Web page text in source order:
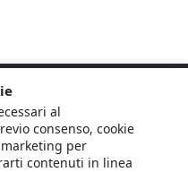
al
consenso, cookie
per
contenuti in linea